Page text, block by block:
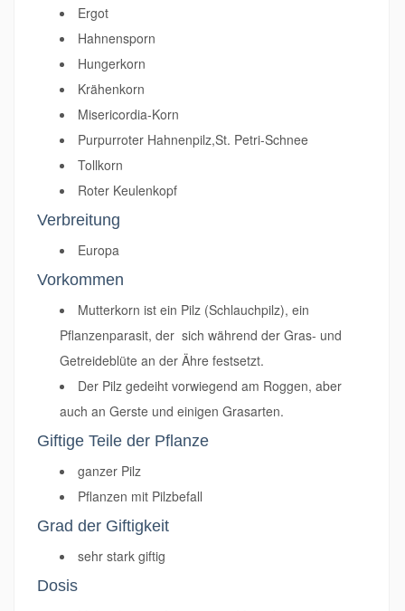
Ergot
Hahnensporn
Hungerkorn
Krähenkorn
Misericordia-Korn
Purpurroter Hahnenpilz,St. Petri-Schnee
Tollkorn
Roter Keulenkopf
Verbreitung
Europa
Vorkommen
Mutterkorn ist ein Pilz (Schlauchpilz), ein
Pflanzenparasit, der sich während der Gras- und
Getreideblüte an der Ähre festsetzt.
Der Pilz gedeiht vorwiegend am Roggen, aber
auch an Gerste und einigen Grasarten.
Giftige Teile der Pflanze
ganzer Pilz
Pflanzen mit Pilzbefall
Grad der Giftigkeit
sehr stark giftig
Dosis